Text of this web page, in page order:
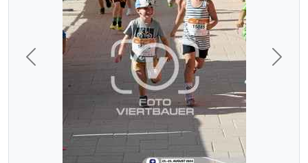
Previous Next